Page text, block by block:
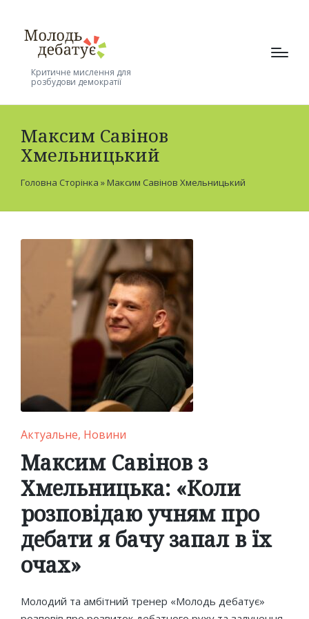
Критичне мислення для
розбудови демократії
Максим Савінов
Хмельницький
Головна Сторінка » Максим Савінов Хмельницький
Posted
in
Актуальне Новини
Максим Савінов з
Хмельницька: «Коли
розповідаю учням про
дебати я бачу запал в їх
очах»
Молодий та амбітний тренер «Молодь дебатує»